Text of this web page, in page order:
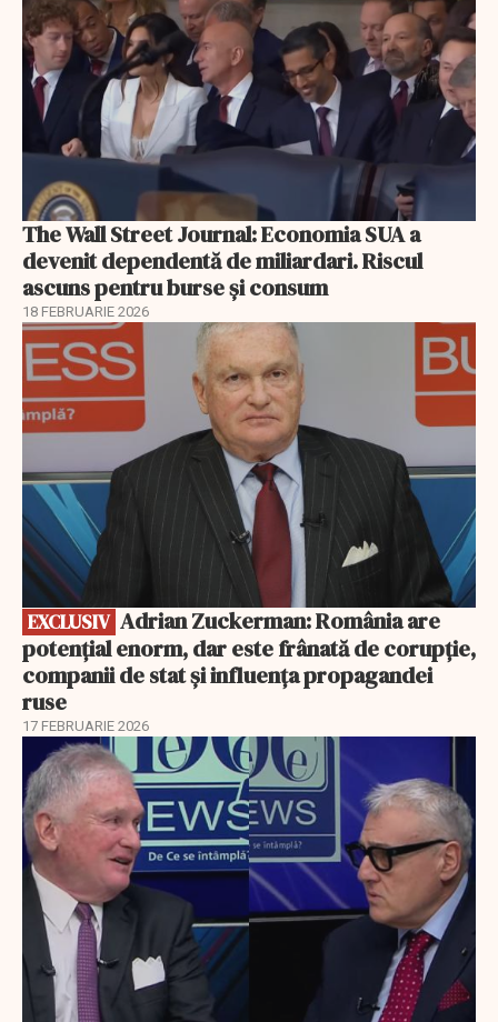
The Wall Street Journal: Economia SUA a
devenit dependentă de miliardari. Riscul
ascuns pentru burse și consum
18 FEBRUARIE 2026
EXCLUSIV
EXCLUSIV
potențial enorm, dar este frânată de corupție,
companii de stat și influența propagandei
ruse
17 FEBRUARIE 2026
EXCLUSIV